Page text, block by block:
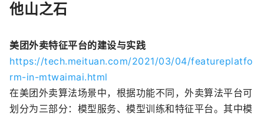
他山之石
美团外卖特征平台的建设与实践
https://tech.meituan.com/2021/03/04/featureplatfo
rm-in-mtwaimai.html
在美团外卖算法场景中，根据功能不同，外卖算法平台可
划分为三部分：模型服务、模型训练和特征平台。其中模